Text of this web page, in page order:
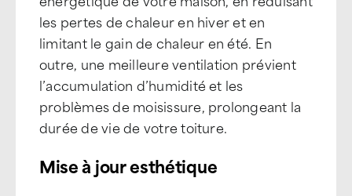
les pertes de chaleur en hiver et en
limitant le gain de chaleur en été. En
outre, une meilleure ventilation prévient
l’accumulation d’humidité et les
problèmes de moisissure, prolongeant la
durée de vie de votre toiture.
Mise à jour esthétique